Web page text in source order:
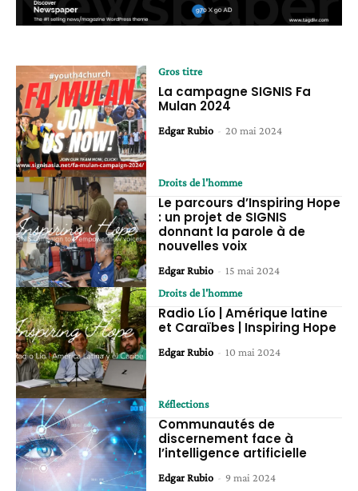
Gros titre
La campagne SIGNIS Fa
Mulan 2024
Edgar Rubio - 20 mai 2024
Droits de l'homme
Le parcours d’Inspiring Hope
: un projet de SIGNIS
donnant la parole à de
nouvelles voix
Edgar Rubio - 15 mai 2024
Droits de l'homme
Radio Lío | Amérique latine
et Caraïbes | Inspiring Hope
Edgar Rubio - 10 mai 2024
Réflections
Communautés de
discernement face à
l’intelligence artificielle
Edgar Rubio - 9 mai 2024